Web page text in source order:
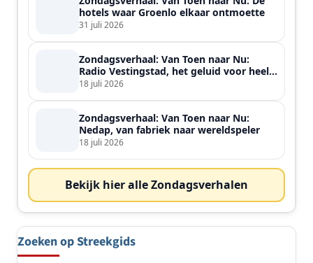
hotels waar Groenlo elkaar ontmoette
31 juli 2026
Zondagsverhaal: Van Toen naar Nu:
Radio Vestingstad, het geluid voor heel
de streek
18 juli 2026
Zondagsverhaal: Van Toen naar Nu:
Nedap, van fabriek naar wereldspeler
18 juli 2026
Bekijk hier alle Zondagsverhalen
Zoeken op Streekgids